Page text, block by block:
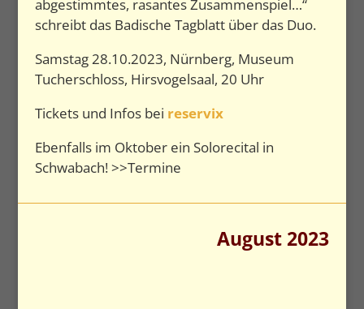
abgestimmtes, rasantes Zusammenspiel…“
schreibt das Badische Tagblatt über das Duo.
Samstag 28.10.2023, Nürnberg, Museum
Tucherschloss, Hirsvogelsaal, 20 Uhr
Tickets und Infos bei reservix
Ebenfalls im Oktober ein Solorecital in
Schwabach! >>Termine
August 2023